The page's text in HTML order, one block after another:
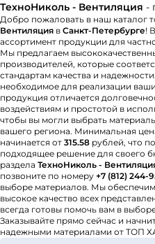
ТехноНиколь - Вентиляция -
Добро пожаловать в наш каталог
Вентиляция в Санкт-Петербурге!
ассортимент продукции для
Мы предлагаем
производителей, которые
стандартам качества и
необходимое для реализации
продукция отличается
воздействиям и простотой в
чтобы вы могли выбрать
вашего региона. Минимальная
начинается от 315.58 рублей, что
подходящее решение для своего
раздела ТехноНиколь -
позвоните по номеру +7 (812) 244-
выборе материалов. Мы
высокое качество всех
всегда готовы помочь вам в
Заказывайте прямо сейчас и
надежными материалами от ТОП